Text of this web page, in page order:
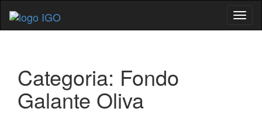
o
Categoria: Fondo
Galante Oliva